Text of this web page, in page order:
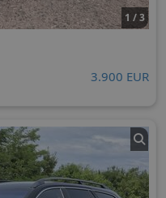
1 / 3
3.900 EUR